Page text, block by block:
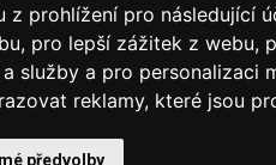
z prohlížení pro následující
, pro lepší zážitek z webu,
služby a pro personalizaci
reklamy, které jsou
předvolby
odběru současně souhlasíte s
soukromí a současně nám udělujete
obchodních e-mailů.